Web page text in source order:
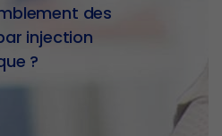
des
injection
?